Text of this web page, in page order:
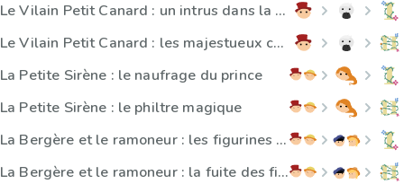
Le Vilain Petit Canard : un intrus dans la basse-cour
Le Vilain Petit Canard : les majestueux cygnes blancs
La Petite Sirène : le naufrage du prince
La Petite Sirène : le philtre magique
La Bergère et le ramoneur : les figurines de porcelaine
La Bergère et le ramoneur : la fuite des fiancés